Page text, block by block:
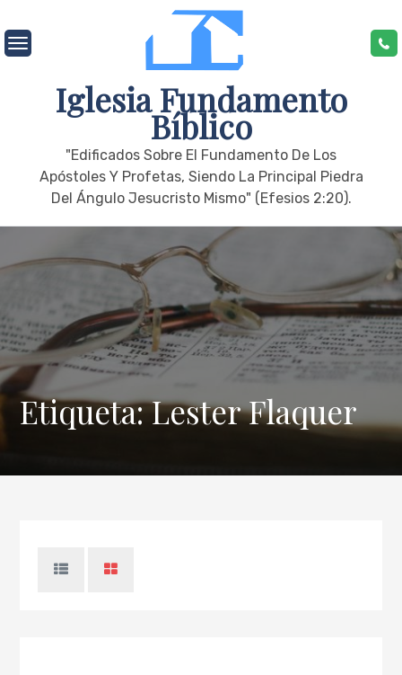
to
content
Iglesia Fundamento
Bíblico
"edificados Sobre El Fundamento De Los
Apóstoles Y Profetas, Siendo La Principal Piedra
Del Ángulo Jesucristo Mismo" (Efesios 2:20).
Etiqueta:Lester Flaquer